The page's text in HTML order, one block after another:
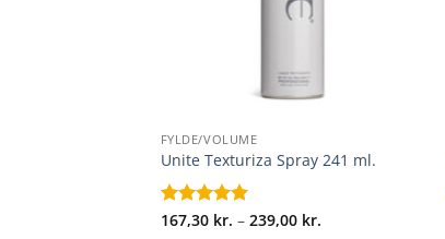
FYLDE/VOLUME
Unite Texturiza Spray 241 ml.
Vurderet
167,30 kr. – 239,00 kr.